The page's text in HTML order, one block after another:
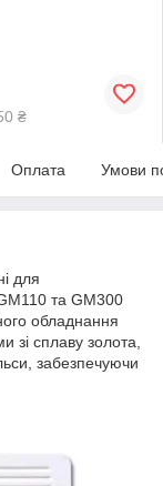
₴
Оплата Умови
для
та GM300
обладнання
зі сплаву золота,
забезпечуючи